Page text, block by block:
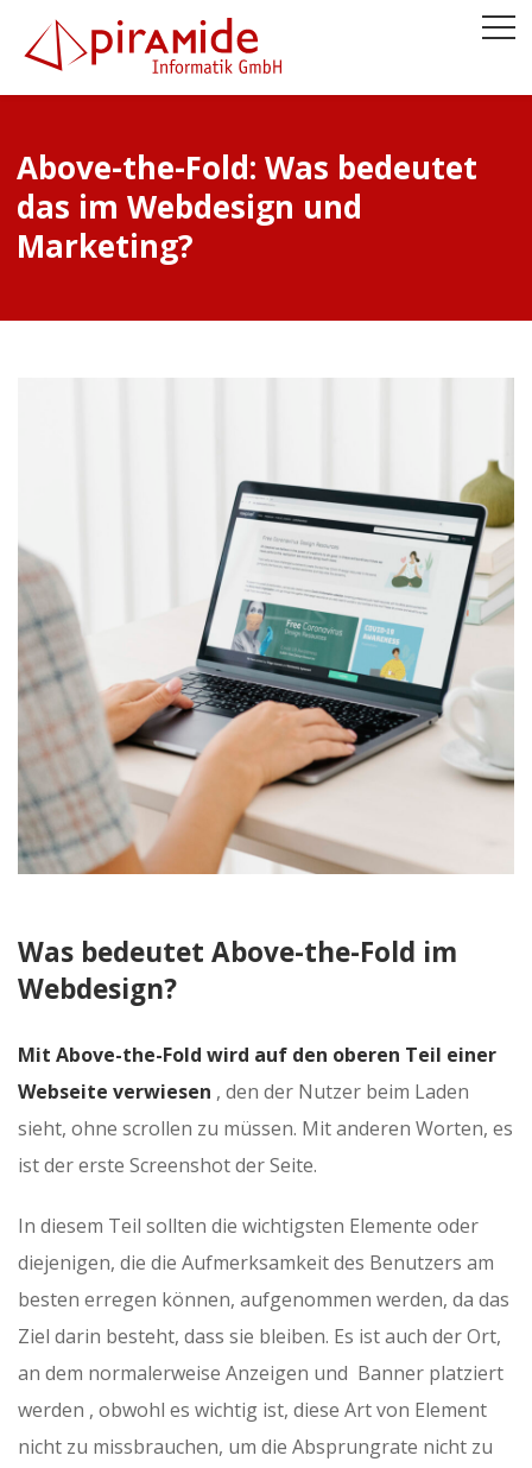
Above-the-Fold: Was bedeutet
das im Webdesign und
Marketing?
Was bedeutet Above-the-Fold im
Webdesign?
Mit Above-the-Fold wird auf den oberen Teil einer
Webseite verwiesen , den der Nutzer beim Laden
sieht, ohne scrollen zu müssen. Mit anderen Worten, es
ist der erste Screenshot der Seite.
In diesem Teil sollten die wichtigsten Elemente oder
diejenigen, die die Aufmerksamkeit des Benutzers am
besten erregen können, aufgenommen werden, da das
Ziel darin besteht, dass sie bleiben. Es ist auch der Ort,
an dem normalerweise Anzeigen und Banner platziert
werden , obwohl es wichtig ist, diese Art von Element
nicht zu missbrauchen, um die Absprungrate nicht zu